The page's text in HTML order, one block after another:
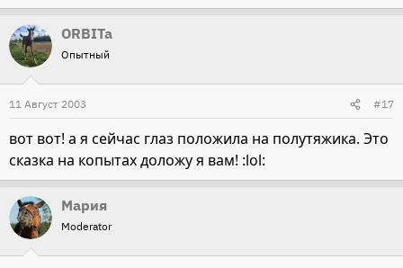
ORBITa
Опытный
11 Август 2003 #17
вот вот! а я сейчас глаз положила на полутяжика. Это
сказка на копытах доложу я вам! :lol:
Мария
Moderator